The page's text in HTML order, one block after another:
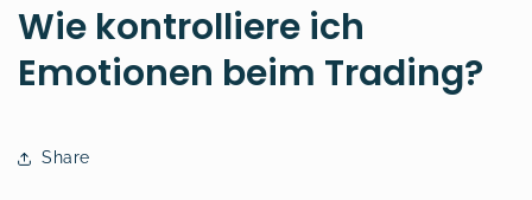
Wie kontrolliere ich
Emotionen beim Trading?
Share